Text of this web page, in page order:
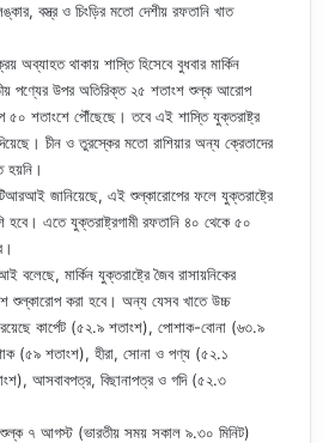
বস্ত্র ও চিংড়ির মতো দেশীয় রফতানি খাত
অব্যাহত থাকায় শাস্তি হিসেবে বুধবার মার্কিন
পণ্যের উপর অতিরিক্ত ২৫ শতাংশ শুল্ক আরোপ
শতাংশে পৌঁছেছে। তবে এই শাস্তি যুক্তরাষ্ট্র
চীন ও তুরস্কের মতো রাশিয়ার অন্য ক্রেতাদের
হয়নি।
জানিয়েছে, এই শুল্কারোপের ফলে যুক্তরাষ্ট্রে
হবে। এতে যুক্তরাষ্ট্রগামী রফতানি ৪০ থেকে ৫০
মার্কিন যুক্তরাষ্ট্রে জৈব রাসায়নিকের
শুল্কারোপ করা হবে। অন্য যেসব খাতে উচ্চ
কার্পেট (৫২.৯ শতাংশ), পোশাক-বোনা (৬৩.৯
(৫৯ শতাংশ), হীরা, সোনা ও পণ্য (৫২.১
আসবাবপত্র, বিছানাপত্র ও গদি (৫২.৩
৭ আগস্ট (ভারতীয় সময় সকাল ৯.৩০ মিনিট)